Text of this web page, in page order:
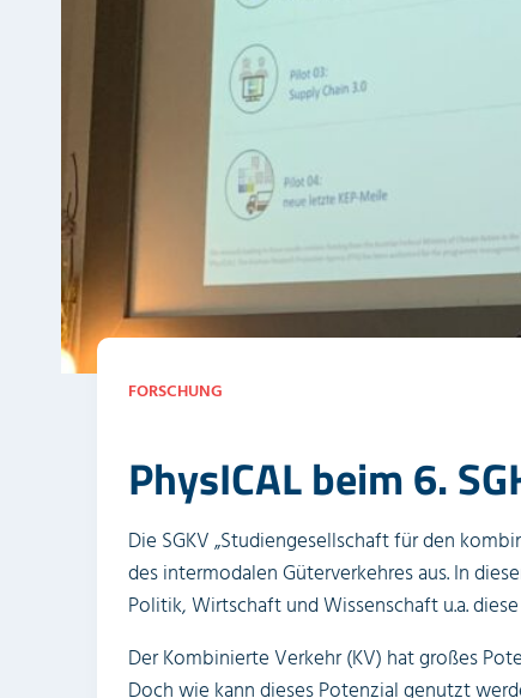
FORSCHUNG
PhysICAL beim 6.
Die SGKV „Studiengesellschaft für den
des intermodalen Güterverkehres aus. In
Politik, Wirtschaft und Wissenschaft u.a.
Der Kombinierte Verkehr (KV) hat großes
Doch wie kann dieses Potenzial genutzt